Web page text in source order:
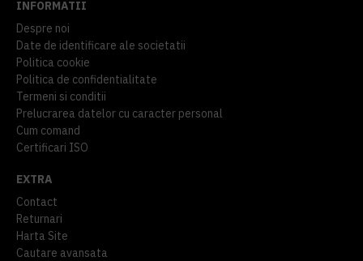
INFORMATII
Despre noi
Date de identificare ale societatii
Politica cookie
Politica de confidentialitate
Termeni si conditii
Prelucrarea datelor cu caracter personal
Cum comand
Certificari ISO
EXTRA
Contact
Returnari
Harta Site
Cautare avansata